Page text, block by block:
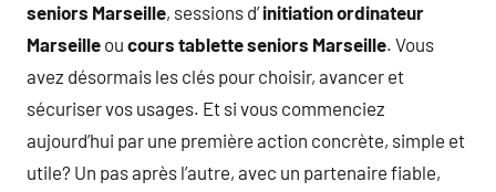
seniors Marseille, sessions d’initiation ordinateur
Marseille ou cours tablette seniors Marseille. Vous
avez désormais les clés pour choisir, avancer et
sécuriser vos usages. Et si vous commenciez
aujourd’hui par une première action concrète, simple et
utile? Un pas après l’autre, avec un partenaire fiable,